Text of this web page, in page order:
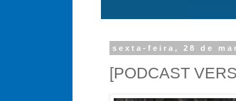
sexta-feira, 28 de
[PODCAST